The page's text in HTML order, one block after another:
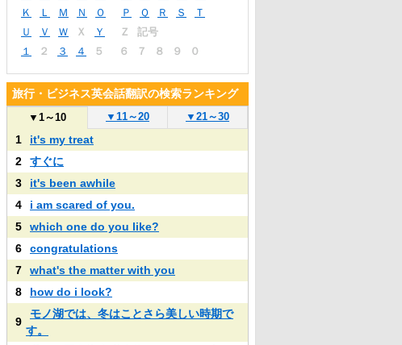
Ｋ
Ｌ Ｍ Ｎ Ｏ Ｐ Ｑ Ｒ Ｓ
Ｔ
Ｕ
Ｖ Ｗ Ｘ Ｙ Ｚ
記号
１
２ ３ ４ ５ ６ ７ ８ ９ ０
旅行・ビジネス英会話翻訳の検索ランキング
▼ 1～10 ▼ 11～20 ▼ 21～30
1
it's my treat
2
すぐに
3
it's been awhile
4
i am scared of you.
5
which one do you like?
6
congratulations
7
what's the matter with you
8
how do i look?
9
モノ湖では、冬はことさら美しい時期で
す。